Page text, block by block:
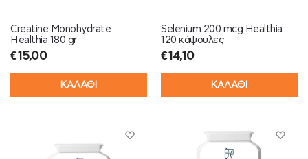
Creatine Monohydrate
Healthia 180 gr
€15,00
ΚΑΛΑΘΙ
Selenium 200 mcg Healthia
120 κάψουλες
€14,10
ΚΑΛΑΘΙ